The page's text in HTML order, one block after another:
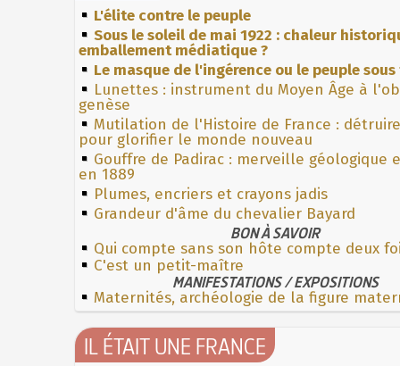
L'élite contre le peuple
Sous le soleil de mai 1922 : chaleur
emballement médiatique ?
Le masque de l'ingérence ou le peuple
Lunettes : instrument du Moyen Âge à
genèse
Mutilation de l'Histoire de France :
pour glorifier le monde nouveau
Gouffre de Padirac : merveille géologique
en 1889
Plumes, encriers et crayons jadis
Grandeur d'âme du chevalier Bayard
BON À SAVOIR
Qui compte sans son hôte compte deux
C'est un petit-maître
MANIFESTATIONS / EXPOSITIONS
Maternités, archéologie de la figure
IL ÉTAIT UNE FRANCE